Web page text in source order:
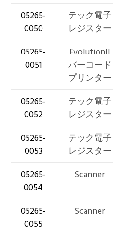
05265-
0050
テック電子
レジスター
05265-
0051
EvolutionII
バーコード
プリンター
05265-
0052
テック電子
レジスター
05265-
0053
テック電子
レジスター
05265-
0054
Scanner
05265-
0055
Scanner